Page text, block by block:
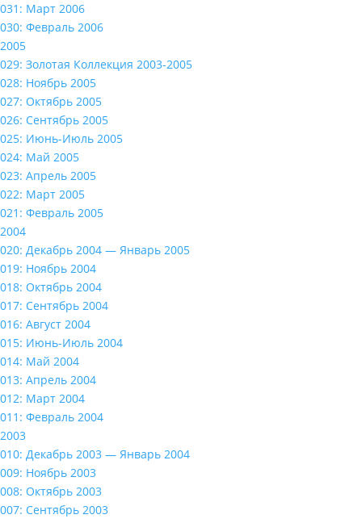
031: Март 2006
030: Февраль 2006
2005
029: Золотая Коллекция 2003-2005
028: Ноябрь 2005
027: Октябрь 2005
026: Сентябрь 2005
025: Июнь-Июль 2005
024: Май 2005
023: Апрель 2005
022: Март 2005
021: Февраль 2005
2004
020: Декабрь 2004 — Январь 2005
019: Ноябрь 2004
018: Октябрь 2004
017: Сентябрь 2004
016: Август 2004
015: Июнь-Июль 2004
014: Май 2004
013: Апрель 2004
012: Март 2004
011: Февраль 2004
2003
010: Декабрь 2003 — Январь 2004
009: Ноябрь 2003
008: Октябрь 2003
007: Сентябрь 2003